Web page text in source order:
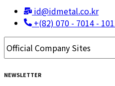
id@idmetal.co.kr
+(82) 070 - 7014 -
NEWSLETTER